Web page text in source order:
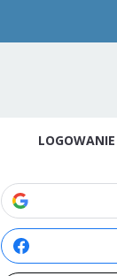
LOGOWANIE